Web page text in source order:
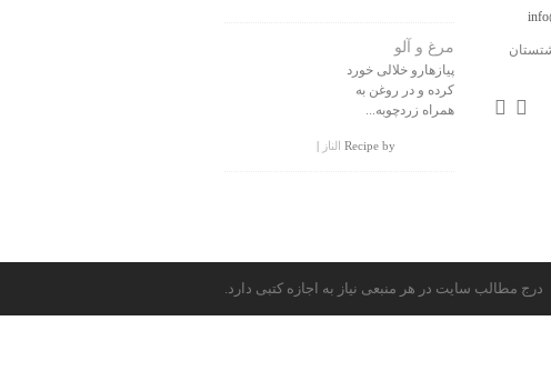
مرغ و آلو
پیازهارو خلالی خورد
کرده و در روغن به
همراه زردچوبه...
Recipe by الناز
درج مطالب سایت در هر منبعی نیاز به اجازه کتبی دارد.